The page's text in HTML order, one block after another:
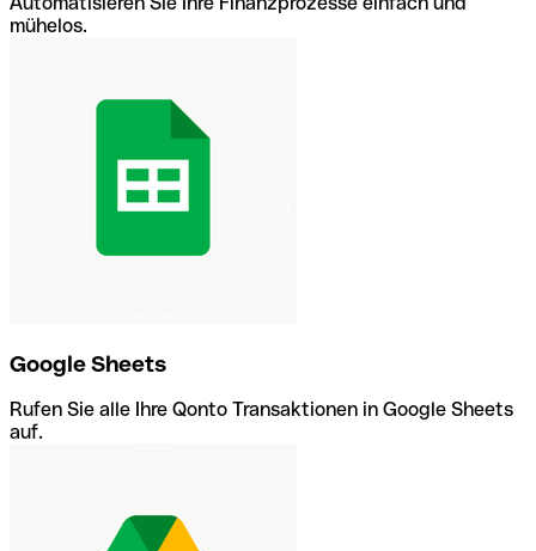
mühelos.
Google Sheets
Rufen Sie alle Ihre Qonto Transaktionen in Google Sheets
auf.